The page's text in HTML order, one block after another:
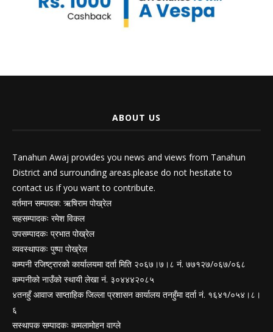
ABOUT US
Tanahun Awaj provides you news and views from Tanahun
District and surrounding areas.please do not hesitate to
contact us if you want to contribute.
वर्तमान सम्पादक: ऋषिराम पोख्रेल
सहसम्पादकः रमेश विकल
उपसम्पादकः प्रभात पोख्रेल
व्यवस्थापकः पुष्पा पोख्रेल
कम्पनी रजिष्ट्रारको कार्यालयमा दर्ता मिति २०६७।७।८ नं. ७७१२७/०६७/०६८
कम्पनीको नाउँको स्थायी लेखा नं. ३०४४४२०८५
४तनहुँ आवाज साप्ताहिक जिल्ला प्रशासन कार्यालय तनहुँमा दर्ता नं. १६४१/०५४।८।
६
सस्थापक सम्पादकः कमलामोहन वाग्ले